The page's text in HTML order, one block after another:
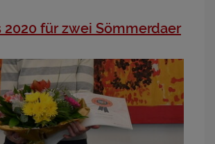
2020 für zwei Sömmerdaer